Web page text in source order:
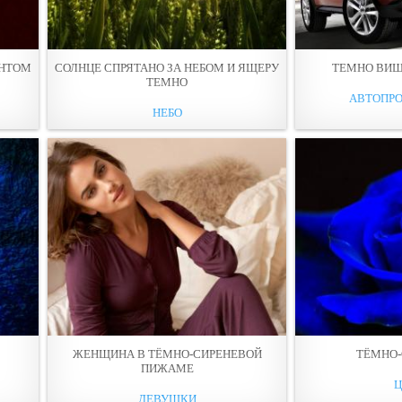
СОЛНЦЕ СПРЯТАНО ЗА НЕБОМ И ЯЩЕРУ
ТЕМНО
НЕБО
ТЕМНО
ЖЕНЩИНА В ТЁМНО-СИРЕНЕВОЙ
ПИЖАМЕ
ДЕВУШКИ